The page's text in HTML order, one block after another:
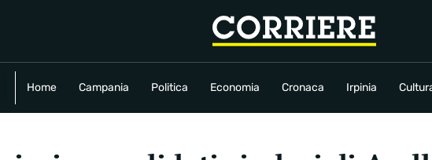
Home Campania Politica Economia Cronaca Irpinia
Politica Economia Cronaca Irpinia Sport